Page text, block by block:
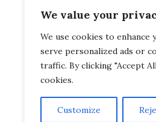
We value your
We use cookies to enhance
serve personalized ads or
traffic. By clicking "Accept
cookies.
Customize